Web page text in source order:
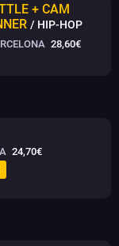
+ CAM
/ HIP-HOP
28,60€
24,70€